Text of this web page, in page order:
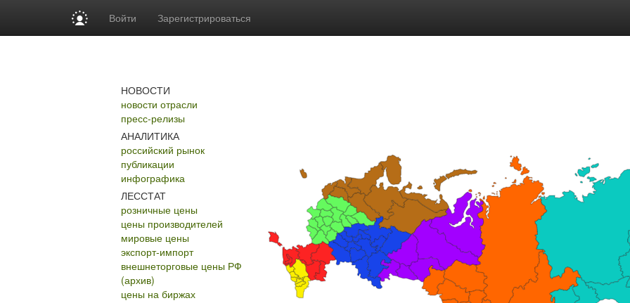
Войти Зарегистрироваться
НОВОСТИ
новости отрасли
пресс-релизы
АНАЛИТИКА
российский рынок
публикации
инфографика
ЛЕССТАТ
розничные цены
цены производителей
мировые цены
экспорт-импорт
внешнеторговые цены РФ
(архив)
цены на биржах